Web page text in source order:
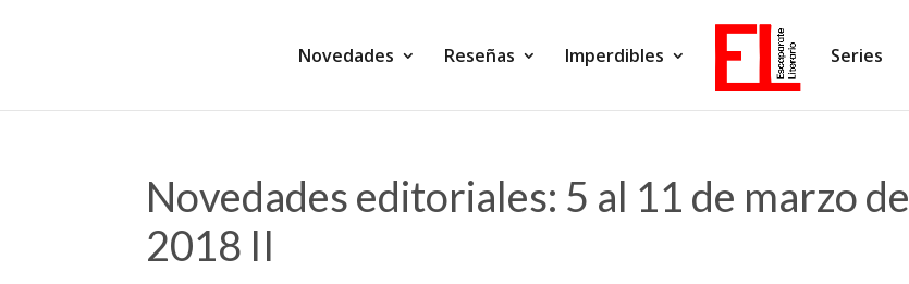
Novedades Reseñas Imperdibles Series
Novedades editoriales: 5 al 11 de marzo de
2018 II